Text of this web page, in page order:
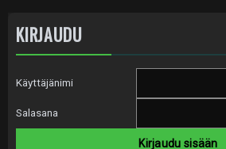
KIRJAUDU
Käyttäjänimi
Salasana